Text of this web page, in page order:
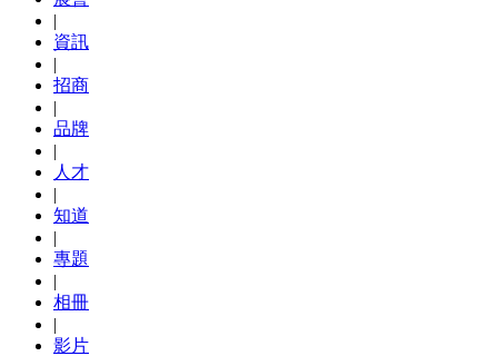
|
資訊
|
招商
|
品牌
|
人才
|
知道
|
專題
|
相冊
|
影片